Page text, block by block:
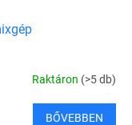
Raktáron (>5 db)
BŐVEBBEN